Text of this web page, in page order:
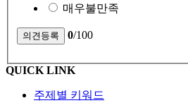
매우불만족
0/100
QUICK LINK
주제별 키워드